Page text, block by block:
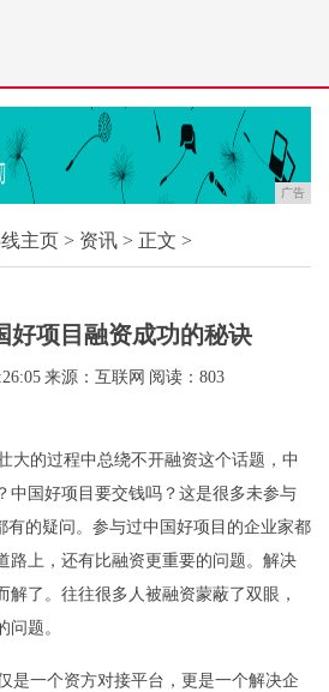
广告
主页 > 资讯 > 正文 >
好项目融资成功的秘诀
来源：互联网 阅读：803
的过程中总绕不开融资这个话题，中
中国好项目要交钱吗？这是很多未参与
有的疑问。参与过中国好项目的企业家都
路上，还有比融资更重要的问题。解决
解了。往往很多人被融资蒙蔽了双眼，
题。
一个资方对接平台，更是一个解决企